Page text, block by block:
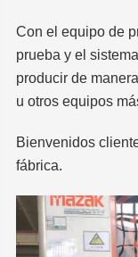
Con el equipo de
prueba y el
producir de
u otros equipos
Bienvenidos
fábrica.